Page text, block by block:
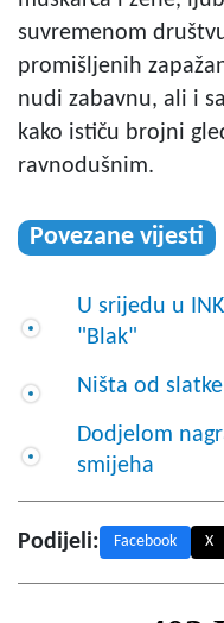
suvremenom
promišljenih
nudi zabavnu, ali i
kako ističu brojni
ravnodušnim.
Povezane vijesti
U srijedu u
"Blak"
Ništa od
Dodjelom
smijeha
Podijeli: Facebook X